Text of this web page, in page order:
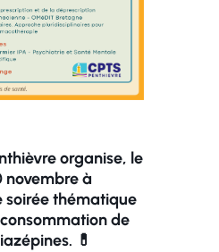
organise, le
novembre à
soirée thématique
de
💊